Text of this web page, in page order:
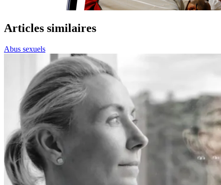
Articles similaires
Abus sexuels